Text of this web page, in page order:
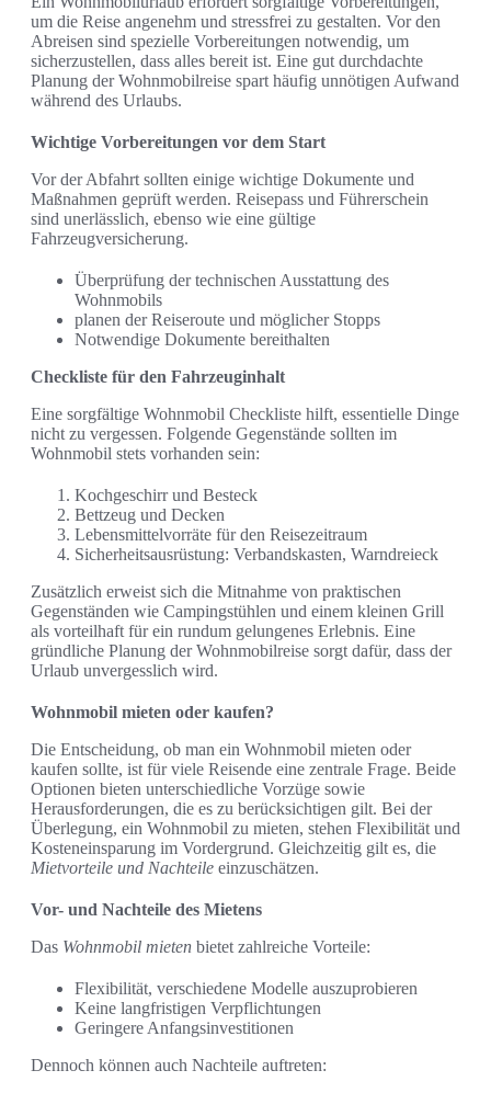
um die Reise angenehm und stressfrei zu gestalten. Vor den
Abreisen sind spezielle Vorbereitungen notwendig, um
sicherzustellen, dass alles bereit ist. Eine gut durchdachte
Planung der Wohnmobilreise spart häufig unnötigen Aufwand
während des Urlaubs.
Wichtige Vorbereitungen vor dem Start
Vor der Abfahrt sollten einige wichtige Dokumente und
Maßnahmen geprüft werden. Reisepass und Führerschein
sind unerlässlich, ebenso wie eine gültige
Fahrzeugversicherung.
Überprüfung der technischen Ausstattung des
Wohnmobils
planen der Reiseroute und möglicher Stopps
Notwendige Dokumente bereithalten
Checkliste für den Fahrzeuginhalt
Eine sorgfältige Wohnmobil Checkliste hilft, essentielle Dinge
nicht zu vergessen. Folgende Gegenstände sollten im
Wohnmobil stets vorhanden sein:
Kochgeschirr und Besteck
Bettzeug und Decken
Lebensmittelvorräte für den Reisezeitraum
Sicherheitsausrüstung: Verbandskasten, Warndreieck
Zusätzlich erweist sich die Mitnahme von praktischen
Gegenständen wie Campingstühlen und einem kleinen Grill
als vorteilhaft für ein rundum gelungenes Erlebnis. Eine
gründliche Planung der Wohnmobilreise sorgt dafür, dass der
Urlaub unvergesslich wird.
Wohnmobil mieten oder kaufen?
Die Entscheidung, ob man ein Wohnmobil mieten oder
kaufen sollte, ist für viele Reisende eine zentrale Frage. Beide
Optionen bieten unterschiedliche Vorzüge sowie
Herausforderungen, die es zu berücksichtigen gilt. Bei der
Überlegung, ein Wohnmobil zu mieten, stehen Flexibilität und
Kosteneinsparung im Vordergrund. Gleichzeitig gilt es, die
Mietvorteile und Nachteile einzuschätzen.
Vor- und Nachteile des Mietens
Das Wohnmobil mieten bietet zahlreiche Vorteile:
Flexibilität, verschiedene Modelle auszuprobieren
Keine langfristigen Verpflichtungen
Geringere Anfangsinvestitionen
Dennoch können auch Nachteile auftreten: